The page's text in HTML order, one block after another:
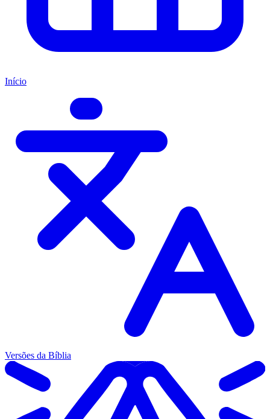
Início
Versões da Bíblia